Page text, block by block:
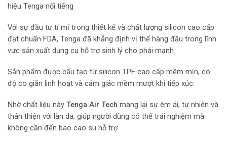
hiệu Tenga nổi tiếng
Với sự đầu tư tỉ mỉ trong thiết kế và chất lượng silicon cao cấp
đạt chuẩn FDA, Tenga đã khẳng định vị thế hàng đầu trong lĩnh
vực sản xuất dụng cụ hỗ trợ sinh lý cho phái mạnh.
Sản phẩm được cấu tạo từ silicon TPE cao cấp mềm mịn, có
độ co giãn linh hoạt và cảm giác mềm mượt khi tiếp xúc.
Nhờ chất liệu này Tenga Air Tech mang lại sự êm ái, tự nhiên và
thân thiện với làn da, giúp người dùng có thể trải nghiệm mà
không cần đến bao cao su hỗ trợ.